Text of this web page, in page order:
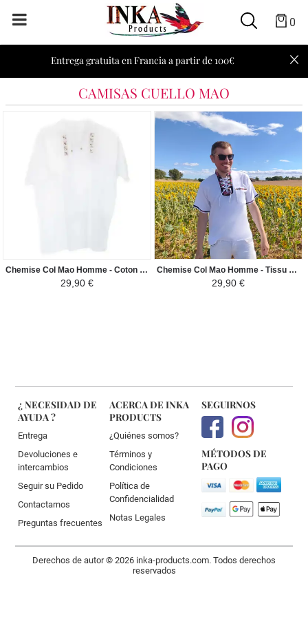
0
Entrega gratuita en Francia a partir de 100€
CAMISAS CUELLO MAO
Chemise Col Mao Homme - Coton Péruvien Brodé Fils Motif Ethniques
29,90 €
Chemise Col Mao Homme - Tissu Traditionnel Andin Coloré
29,90 €
¿ NECESIDAD DE
AYUDA ?
Entrega
Devoluciones e
intercambios
Seguir su Pedido
Contactarnos
Preguntas frecuentes
ACERCA DE INKA
PRODUCTS
¿Quiénes somos?
Términos y
Condiciones
Política de
Confidencialidad
Notas Legales
SEGUIRNOS
MÉTODOS DE
PAGO
Derechos de autor © 2026 inka-products.com. Todos derechos
reservados